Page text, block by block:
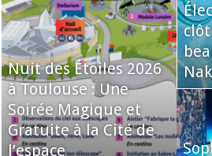
Nuit des Étoiles 2026
à Toulouse : Une
Soirée Magique et
Gratuite à la Cité de
l’espace